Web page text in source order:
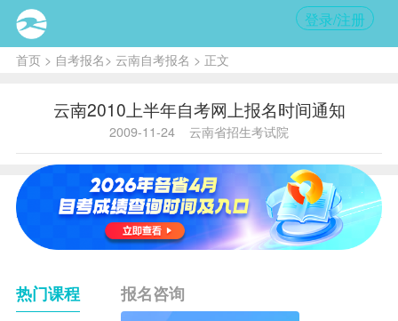
登录/注册
首页> 自考报名> 云南自考报名 > 正文
云南2010上半年自考网上报名时间通知
2009-11-24 云南省招生考试院
热门课程 报名咨询